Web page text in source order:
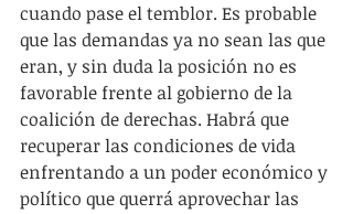
cuando pase el temblor. Es probable
que las demandas ya no sean las que
eran, y sin duda la posición no es
favorable frente al gobierno de la
coalición de derechas. Habrá que
recuperar las condiciones de vida
enfrentando a un poder económico y
político que querrá aprovechar las